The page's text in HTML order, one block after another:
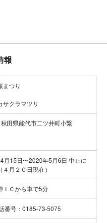
報
まつり
サクラマツリ
田県能代市二ツ井町小繋
月15日〜2020年5月6日 中止に
月２０日現在）
ＩＣから車で5分
番号：0185-73-5075